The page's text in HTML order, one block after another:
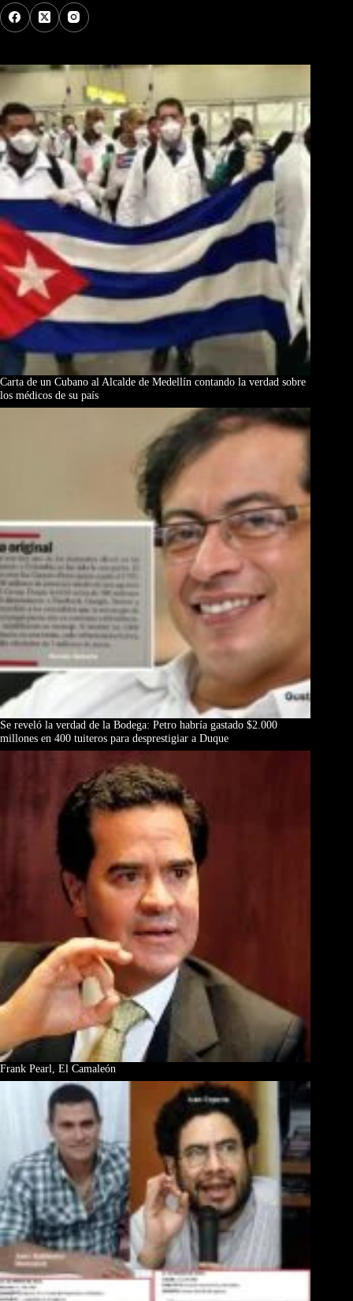
Carta de un Cubano al Alcalde de Medellín contando la verdad sobre
los médicos de su país
Se reveló la verdad de la Bodega: Petro habría gastado $2.000
millones en 400 tuiteros para desprestigiar a Duque
Frank Pearl, El Camaleón